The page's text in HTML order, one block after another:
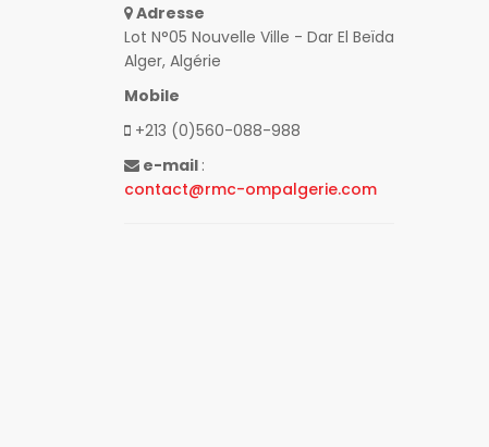
Adresse
Lot N°05 Nouvelle Ville - Dar El Beïda
Alger, Algérie
Mobile
+213 (0)560-088-988
e-mail :
contact@rmc-ompalgerie.com